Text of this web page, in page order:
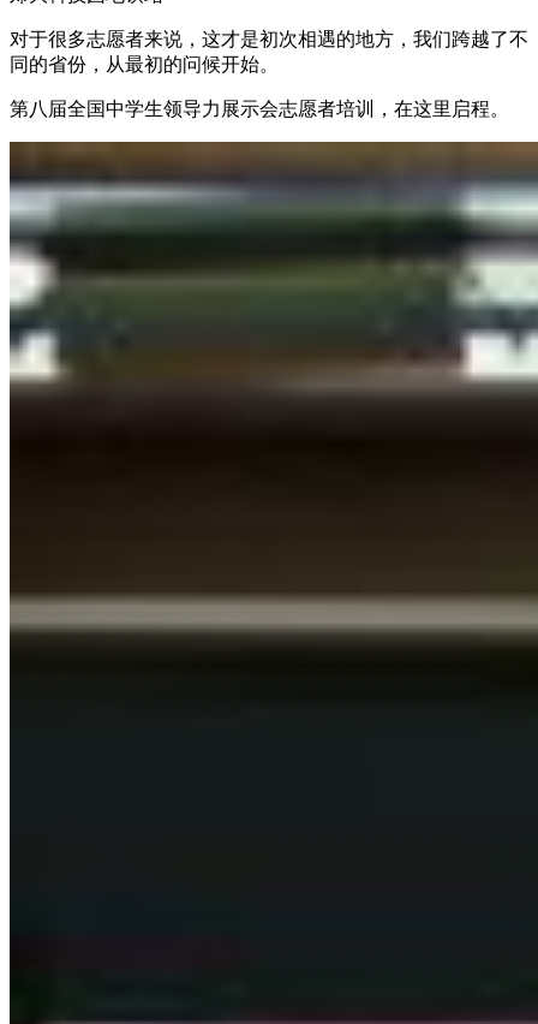
对于很多志愿者来说，这才是初次相遇的地方，我们跨越了不
同的省份，从最初的问候开始。
第八届全国中学生领导力展示会志愿者培训，在这里启程。